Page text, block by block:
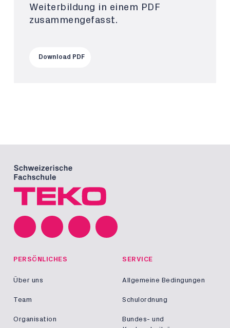
Weiterbildung in einem PDF
zusammengefasst.
Download PDF
PERSÖNLICHES
Über uns
Team
Organisation
SERVICE
Allgemeine Bedingungen
Schulordnung
Bundes- und